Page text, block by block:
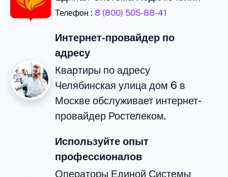
Телефон : 8 (800) 505-88-41
Интернет-провайдер по
адресу
Квартиры по адресу
Челябинская улица дом 6 в
Москве обслуживает интернет-
провайдер Ростелеком.
Используйте опыт
профессионалов
Операторы Единой Системы